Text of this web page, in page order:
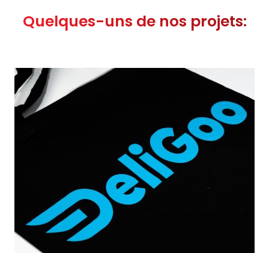
Quelques-uns de nos projets: